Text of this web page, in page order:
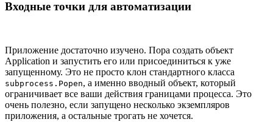
Входные точки для автоматизации
Приложение достаточно изучено. Пора создать объект
Application и запустить его или присоединиться к уже
запущенному. Это не просто клон стандартного класса
subprocess.Popen, а именно вводный объект, который
ограничивает все ваши действия границами процесса. Это
очень полезно, если запущено несколько экземпляров
приложения, а остальные трогать не хочется.